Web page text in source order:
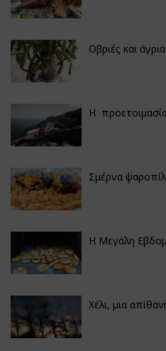
Οβριές και
Η
Σμέρνα
Η Μεγάλη
Χέλι, μια